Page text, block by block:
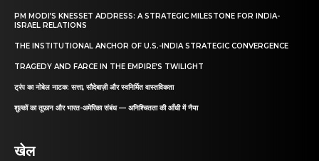
PM MODI’S KNESSET ADDRESS: A STRATEGIC MILESTONE FOR INDIA-
ISRAEL RELATIONS
THE INSTITUTIONAL ANCHOR OF U.S.-INDIA STRATEGIC CONVERGENCE
TRAGEDY AND FARCE IN THE EMPIRE’S TWILIGHT
ट्रंप का नोबेल नाटक: सत्ता, सौदेबाज़ी और स्वनिर्मित वास्तविकता
शुल्कों का तूफ़ान और भारत-अमेरिका संबंध — अनिश्चितता की आँधी में नैया
खेल